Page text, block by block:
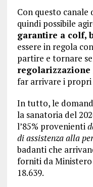
Con questo
quindi possibile
garantire a colf,
essere in regola
partire e tornare
far arrivare i propri
In tutto, le
la sanatoria del
l’85% provenienti
di assistenza alla
badanti che
forniti da
18.639.